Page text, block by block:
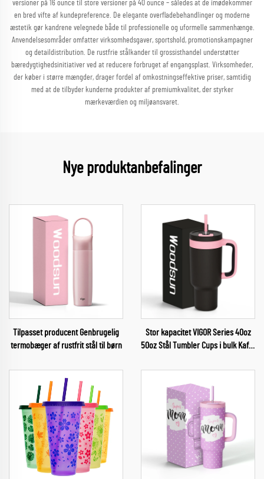
versioner på 16 ounce til store versioner på 40 ounce – således at de imødekommer
en bred vifte af kundepreference. De elegante overfladebehandlinger og moderne
æstetik gør kandrene velegnede både til professionelle og uformelle sammenhænge.
Anvendelsesområder omfatter virksomhedsgaver, sportshold, promotionskampagner
og detaildistribution. De rustfrie stålkander til grossisthandel understøtter
bæredygtighedsinitiativer ved at reducere forbruget af engangsplast. Virksomheder,
der køber i større mængder, drager fordel af omkostningseffektive priser, samtidig
med at de tilbyder kunderne produkter af premiumkvalitet, der styrker
mærkeværdien og miljøansvaret.
Nye produktanbefalinger
Tilpasset producent Genbrugelig
termobæger af rustfrit stål til børn
Stor kapacitet VIGOR Series 40oz
50oz Stål Tumbler Cups i bulk Kaffe